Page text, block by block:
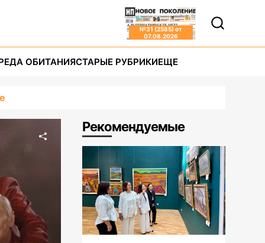
№31 (2585) от
07.08.2026
ОБИТАНИЯСТАРЫЕ РУБРИКИЕЩЕ
Рекомендуемые